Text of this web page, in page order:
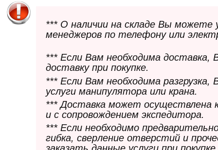
*** О наличии на складе Вы можете
менеджеров по телефону или
*** Если Вам необходима
доставку при покупке.
*** Если Вам необходима
услуги манипулятора или крана.
*** Доставка может осуществлена
и с сопровождением экспедитора.
*** Если необходимо
гибка, сверление отверстий и